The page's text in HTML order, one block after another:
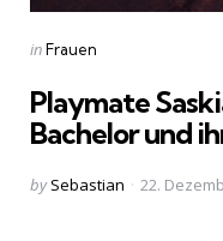
Categories
Posted
inFrauen
Playmate
Bachelor und
Posted
by Sebastian 22.